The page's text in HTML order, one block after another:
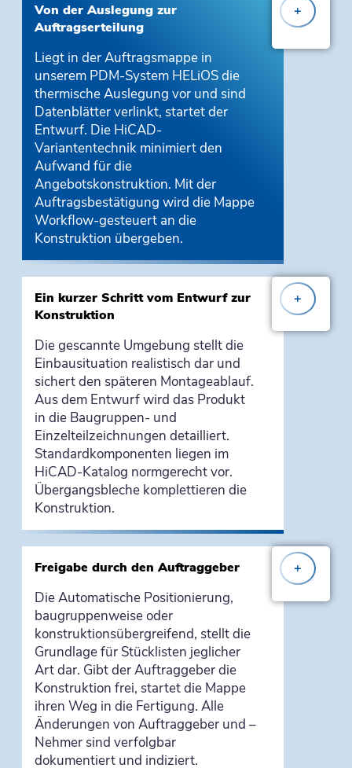
Von der Auslegung zur
Auftragserteilung
Liegt in der Auftragsmappe in
unserem PDM-System HELiOSdie
thermische Auslegung vor und sind
Datenblätter verlinkt, startet der
Entwurf. Die HiCAD-
Variantentechnik minimiert den
Aufwand für die
Angebotskonstruktion. Mit der
Auftragsbestätigung wird die Mappe
Workflow-gesteuert an die
Konstruktion übergeben.
+
Ein kurzer Schritt vom Entwurf zur
Konstruktion
Die gescannte Umgebung stellt die
Einbausituation realistisch dar und
sichert den späteren Montageablauf.
Aus dem Entwurf wird das Produkt
in die Baugruppen- und
Einzelteilzeichnungen detailliert.
Standardkomponenten liegen im
HiCAD-Katalog normgerecht vor.
Übergangsbleche komplettieren die
Konstruktion.
+
Freigabe durch den Auftraggeber
Die Automatische Positionierung,
baugruppenweise oder
konstruktionsübergreifend, stellt die
Grundlage für Stücklisten jeglicher
Art dar. Gibt der Auftraggeber die
Konstruktion frei, startet die Mappe
ihren Weg in die Fertigung. Alle
Änderungen von Auftraggeber und –
Nehmer sind verfolgbar
dokumentiert und indiziert.
+